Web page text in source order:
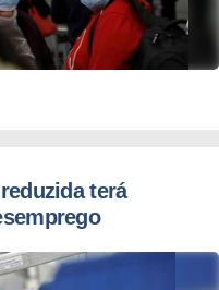
terá